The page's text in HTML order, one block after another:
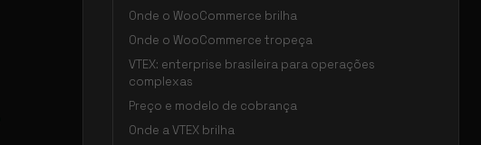
Onde o WooCommerce brilha
Onde o WooCommerce tropeça
VTEX: enterprise brasileira para operações
complexas
Preço e modelo de cobrança
Onde a VTEX brilha